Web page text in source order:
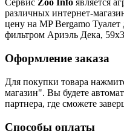
Сервис Zoo Info является
различных интернет-
цену на MP Bergamo
фильтром Ариэль Дека,
Оформление заказа
Для покупки товара
магазин". Вы будете
партнера, где сможете
Способы оплаты